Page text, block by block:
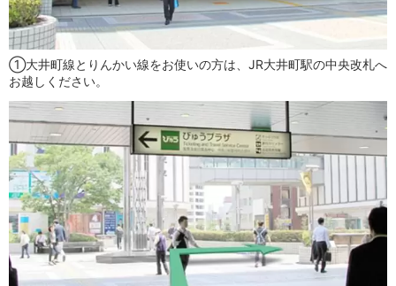
①大井町線とりんかい線をお使いの方は、JR大井町駅の中央改札へ
お越しください。